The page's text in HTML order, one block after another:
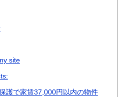
site
護で家賃37,000円以内の物件